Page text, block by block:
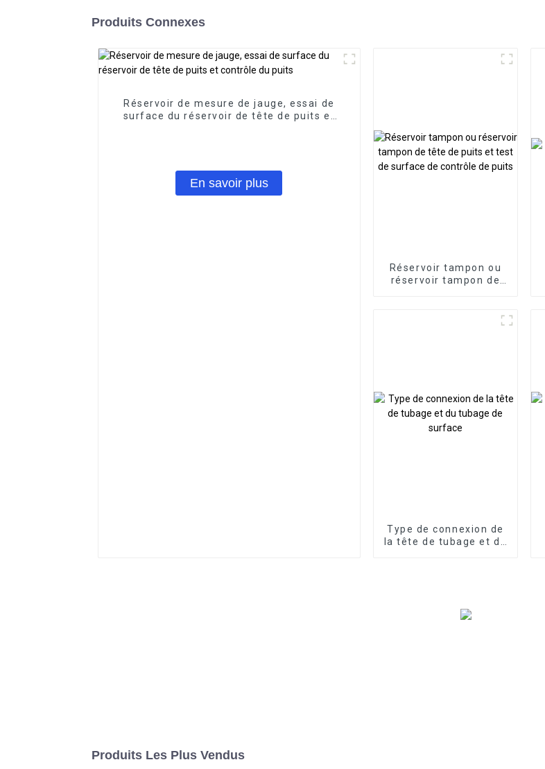
Produits Connexes
Réservoir de mesure de jauge, essai de
surface du réservoir de tête de puits et
En savoir plus
Réservoir tampon ou
réservoir tampon de
Type de connexion de
la tête de tubage et du
Produits Les Plus Vendus